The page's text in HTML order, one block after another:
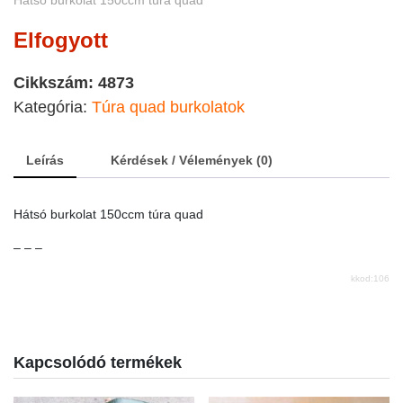
Elfogyott
Cikkszám: 4873
Kategória: Túra quad burkolatok
Leírás Kérdések / Vélemények (0)
Hátsó burkolat 150ccm túra quad
– – –
kkod:106
Kapcsolódó termékek